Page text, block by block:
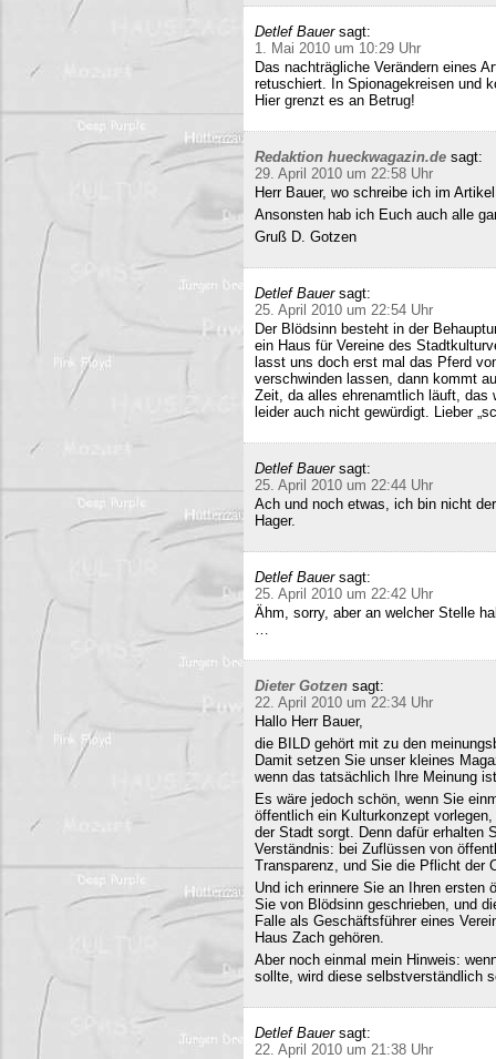
Detlef Bauer sagt:
1. Mai 2010 um 10:29 Uhr
Das nachträgliche Verändern eines
retuschiert. In Spionagekreisen und
Hier grenzt es an Betrug!
Redaktion hueckwagazin.de sagt:
29. April 2010 um 22:58 Uhr
Herr Bauer, wo schreibe ich im
Ansonsten hab ich Euch auch alle
Gruß D. Gotzen
Detlef Bauer sagt:
25. April 2010 um 22:54 Uhr
Der Blödsinn besteht in der
ein Haus für Vereine des
lasst uns doch erst mal das Pferd
verschwinden lassen, dann kommt
Zeit, da alles ehrenamtlich läuft, das
leider auch nicht gewürdigt. Lieber
Detlef Bauer sagt:
25. April 2010 um 22:44 Uhr
Ach und noch etwas, ich bin nicht
Hager.
Detlef Bauer sagt:
25. April 2010 um 22:42 Uhr
Ähm, sorry, aber an welcher Stelle
…
Dieter Gotzen sagt:
22. April 2010 um 22:34 Uhr
Hallo Herr Bauer,
die BILD gehört mit zu den
Damit setzen Sie unser kleines
wenn das tatsächlich Ihre Meinung
Es wäre jedoch schön, wenn Sie
öffentlich ein Kulturkonzept
der Stadt sorgt. Denn dafür erhalten
Verständnis: bei Zuflüssen von
Transparenz, und Sie die Pflicht der
Und ich erinnere Sie an Ihren ersten
Sie von Blödsinn geschrieben, und
Falle als Geschäftsführer eines
Haus Zach gehören.
Aber noch einmal mein Hinweis:
sollte, wird diese selbstverständlich
Detlef Bauer sagt:
22. April 2010 um 21:38 Uhr